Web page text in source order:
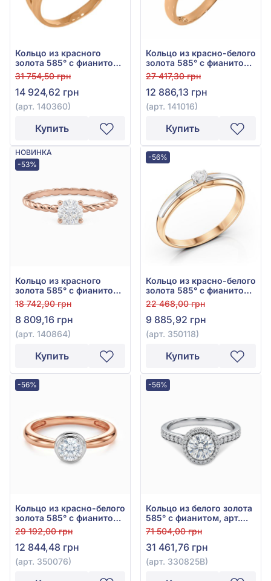
Кольцо из красного
золота 585° с фианитом,
арт. 140360
31 754,50 грн
14 924,62 грн
(арт. 140360)
Купить
Кольцо из красно-белого
золота 585° с фианитом,
арт. 141016
27 417,30 грн
12 886,13 грн
(арт. 141016)
Купить
НОВИНКА
-53%
Кольцо из красного
золота 585° с фианитом,
арт. 140864
18 742,90 грн
8 809,16 грн
(арт. 140864)
Купить
-56%
Кольцо из красно-белого
золота 585° с фианитом,
арт. 350118
22 468,00 грн
9 885,92 грн
(арт. 350118)
Купить
-56%
Кольцо из красно-белого
золота 585° с фианитом/
куб.цирконием, арт.
350076
29 192,00 грн
12 844,48 грн
(арт. 350076)
-56%
Кольцо из белого золота
585° с фианитом, арт.
330825В
71 504,00 грн
31 461,76 грн
(арт. 330825В)